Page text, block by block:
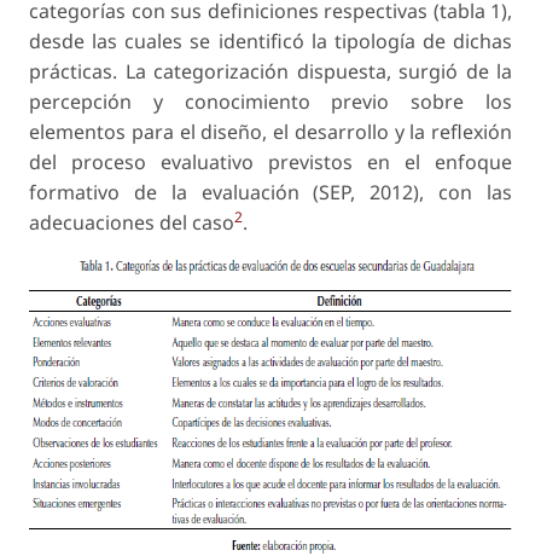
categorías con sus definiciones respectivas (tabla 1),
desde las cuales se identificó la tipología de dichas
prácticas. La categorización dispuesta, surgió de la
percepción y conocimiento previo sobre los
elementos para el diseño, el desarrollo y la reflexión
del proceso evaluativo previstos en el enfoque
formativo de la evaluación (SEP, 2012), con las
adecuaciones del caso2.